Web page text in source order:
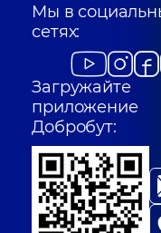
Мы в
сетях:
Загружайте
приложение
Добробут: